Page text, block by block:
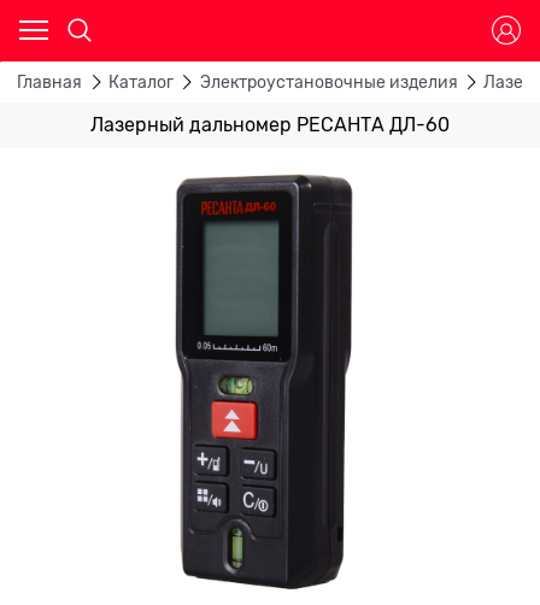
Главная Каталог Электроустановочные изделия
Лазерный дальномер РЕСАНТА ДЛ-60